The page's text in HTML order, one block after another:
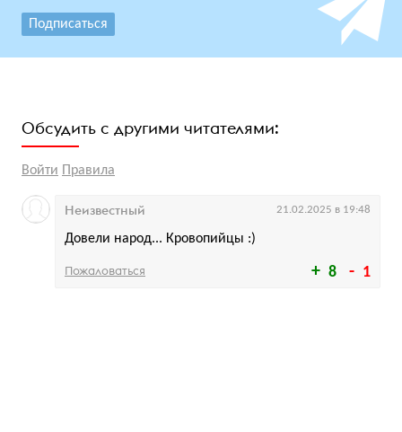
Подписаться
Обсудить с другими читателями:
Войти Правила
8 1
Довели народ... Кровопийцы :)
Неизвестный 21.02.2025 в 19:48
Пожаловаться